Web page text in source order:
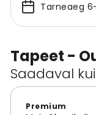
Tapeet -
Saadaval kui
Premium
Tarneaeg